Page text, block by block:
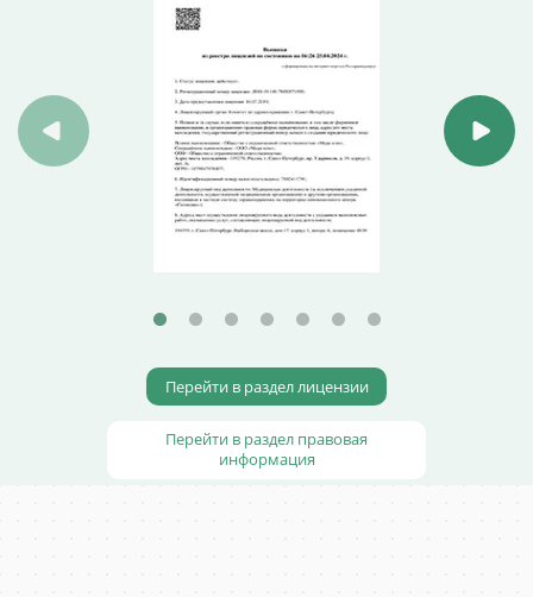
Перейти в раздел лицензии
Перейти в раздел правовая
информация